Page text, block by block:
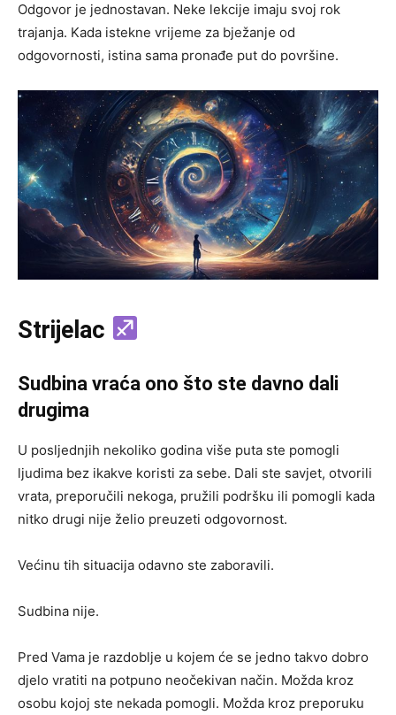
Odgovor je jednostavan. Neke lekcije imaju svoj rok
trajanja. Kada istekne vrijeme za bježanje od
odgovornosti, istina sama pronađe put do površine.
Strijelac
Sudbina vraća ono što ste davno dali
drugima
U posljednjih nekoliko godina više puta ste pomogli
ljudima bez ikakve koristi za sebe. Dali ste savjet, otvorili
vrata, preporučili nekoga, pružili podršku ili pomogli kada
nitko drugi nije želio preuzeti odgovornost.
Većinu tih situacija odavno ste zaboravili.
Sudbina nije.
Pred Vama je razdoblje u kojem će se jedno takvo dobro
djelo vratiti na potpuno neočekivan način. Možda kroz
osobu kojoj ste nekada pomogli. Možda kroz preporuku